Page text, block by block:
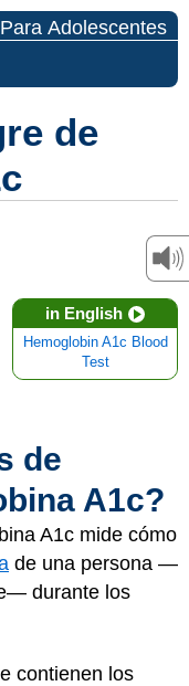
Para Adolescentes
de
in English
Hemoglobin A1c Blood
Test
de
A1c?
A1c mide cómo
de una persona —
durante los
contienen los